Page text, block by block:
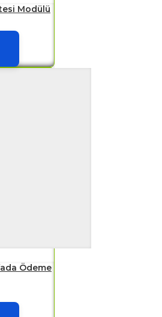
Modülü
Ödeme